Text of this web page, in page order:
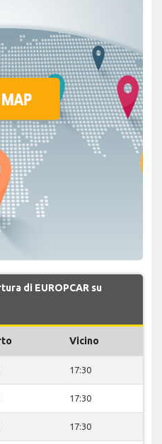
di EUROPCAR su
Vicino
17:30
17:30
17:30